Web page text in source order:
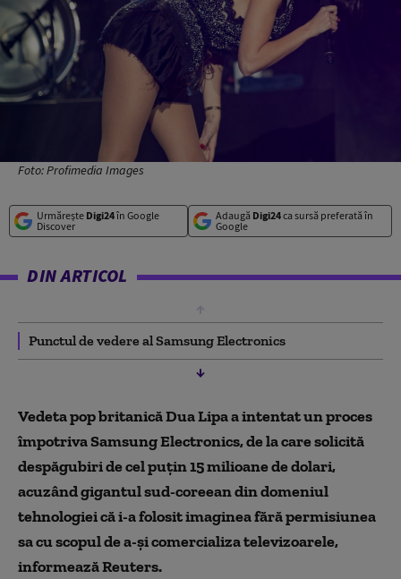
Foto: Profimedia Images
Urmărește Digi24în Google
Discover
Adaugă Digi24ca sursă preferată în
Google
DIN ARTICOL
Punctul de vedere al Samsung Electronics
Vedeta pop britanică Dua Lipa a intentat un proces
împotriva Samsung Electronics, de la care solicită
despăgubiri de cel puţin 15 milioane de dolari,
acuzând gigantul sud-coreean din domeniul
tehnologiei că i-a folosit imaginea fără permisiunea
sa cu scopul de a-şi comercializa televizoarele,
informează Reuters.